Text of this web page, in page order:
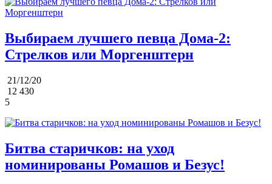
Выбираем лучшего певца Дома-2:
Стрелков или Моргенштерн
21/12/20
12 430
5
Битва старичков: на уход
номинированы Ромашов и Безус!